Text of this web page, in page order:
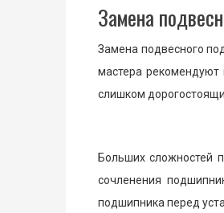
Замена
Замена подвесного
мастера рекомендуют
слишком
Больших сложностей
сочленения
подшипника перед